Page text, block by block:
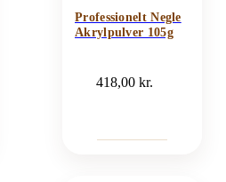
Professionelt Negle
Akrylpulver 105g
418,00kr.